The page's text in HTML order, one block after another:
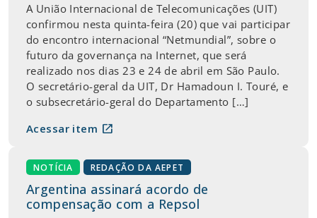
A União Internacional de Telecomunicações (UIT)
confirmou nesta quinta-feira (20) que vai participar
do encontro internacional “Netmundial”, sobre o
futuro da governança na Internet, que será
realizado nos dias 23 e 24 de abril em São Paulo.
O secretário-geral da UIT, Dr Hamadoun I. Touré, e
o subsecretário-geral do Departamento […]
Acessar item open_in_new
NOTÍCIA REDAÇÃO DA AEPET
Argentina assinará acordo de
compensação com a Repsol